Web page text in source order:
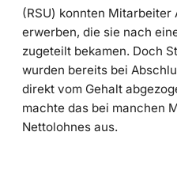
(RSU) konnten Mitarbeiter
erwerben, die sie nach
zugeteilt bekamen. Doch
wurden bereits bei
direkt vom Gehalt
machte das bei manchen
Nettolohnes aus.